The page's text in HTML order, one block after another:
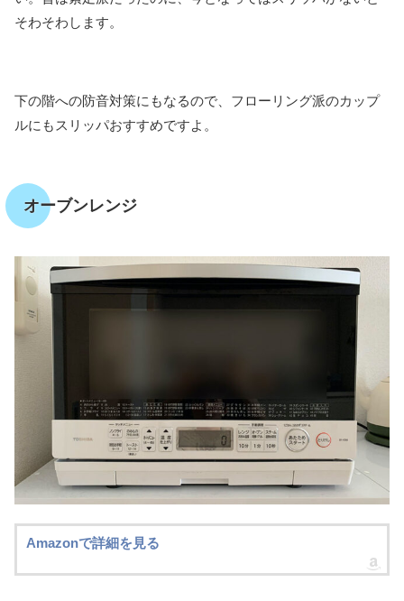
そわそわします。
下の階への防音対策にもなるので、フローリング派のカップ
ルにもスリッパおすすめですよ。
オーブンレンジ
Amazonで詳細を見る